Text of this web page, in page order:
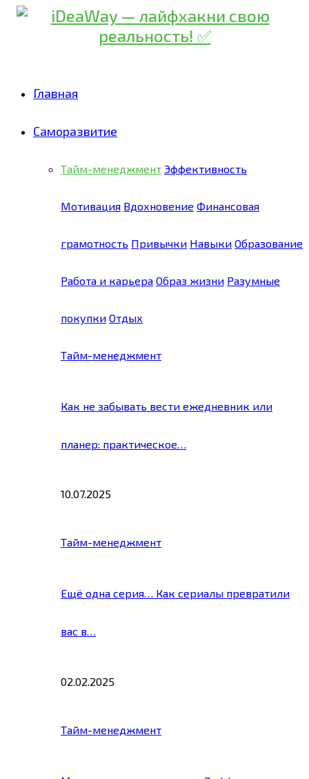
Главная
Саморазвитие
Тайм-менеджмент Эффективность
Мотивация Вдохновение Финансовая
грамотность Привычки Навыки Образование
Работа и карьера Образ жизни Разумные
покупки Отдых
Тайм-менеджмент
Как не забывать вести ежедневник или
планер: практическое…
10.07.2025
Тайм-менеджмент
Ещё одна серия… Как сериалы превратили
вас в…
02.02.2025
Тайм-менеджмент